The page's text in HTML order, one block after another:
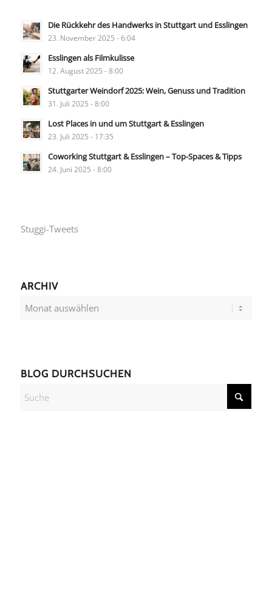
Die Rückkehr des Handwerks in Stuttgart und Esslingen
23. November 2025 - 6:04
Esslingen als Filmkulisse
12. August 2025 - 8:00
Stuttgarter Weindorf 2025: Wein, Genuss und Tradition
31. Juli 2025 - 8:00
Lost Places in und um Stuttgart & Esslingen
23. Juli 2025 - 17:35
Coworking Stuttgart & Esslingen – Top-Spaces & Tipps
24. Juni 2025 - 8:00
Stuggi-Tweets
ARCHIV
BLOG DURCHSUCHEN